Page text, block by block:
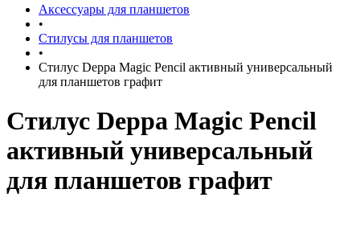
Аксессуары для планшетов
•
Стилусы для планшетов
•
Стилус Deppa Magic Pencil активный универсальный
для планшетов графит
Стилус Deppa Magic Pencil
активный универсальный
для планшетов графит